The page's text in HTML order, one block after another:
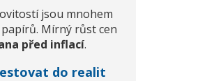
jsou mnohem
Mírný růst cen
před inflací.
do realit